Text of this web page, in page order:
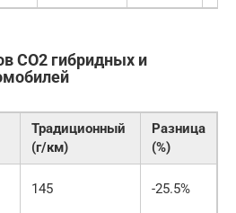
CO2 гибридных и
Традиционный
(г/км)
Разница
(%)
145 -25.5%